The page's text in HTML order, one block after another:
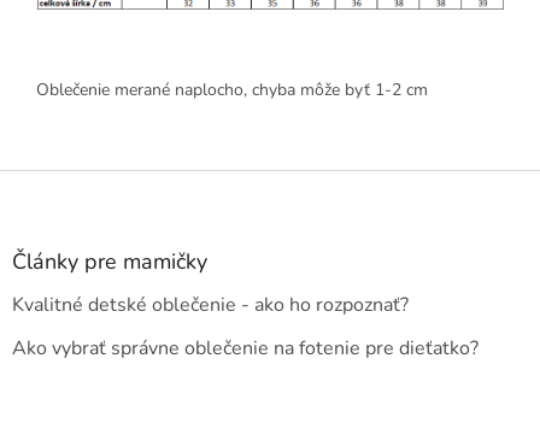
Oblečenie merané naplocho, chyba môže byť 1-2 cm
Z
Články pre mamičky
Kvalitné detské oblečenie - ako ho rozpoznať?
Ako vybrať správne oblečenie na fotenie pre dieťatko?